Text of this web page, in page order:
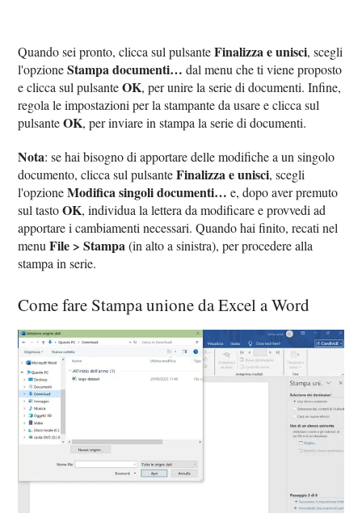
Quando sei pronto, clicca sul pulsanteFinalizza e unisci, scegli
l'opzioneStampa documenti… dal menu che ti viene proposto
e clicca sul pulsanteOK, per unire la serie di documenti. Infine,
regola le impostazioni per la stampante da usare e clicca sul
pulsanteOK, per inviare in stampa la serie di documenti.
Nota: se hai bisogno di apportare delle modifiche a un singolo
documento, clicca sul pulsanteFinalizza e unisci, scegli
l'opzioneModifica singoli documenti… e, dopo aver premuto
sul tastoOK, individua la lettera da modificare e provvedi ad
apportare i cambiamenti necessari. Quando hai finito, recati nel
menuFile > Stampa(in alto a sinistra), per procedere alla
stampa in serie.
Come fare Stampa unione da Excel a Word